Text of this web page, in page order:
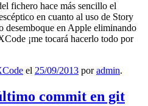
fichero hace más sencillo el
en cuanto al uso de Story
desemboque en Apple eliminando
¡me tocará hacerlo todo por
el 25/09/2013 poradmin.
commit en git